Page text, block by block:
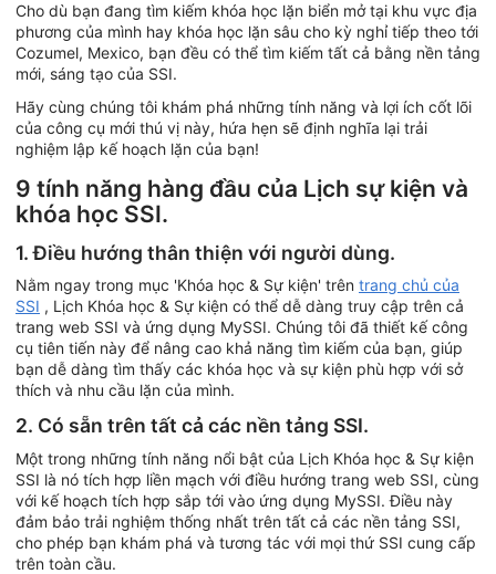
Cho dù bạn đang tìm kiếm khóa học lặn biển mở tại khu vực địa
phương của mình hay khóa học lặn sâu cho kỳ nghỉ tiếp theo tới
Cozumel, Mexico, bạn đều có thể tìm kiếm tất cả bằng nền tảng
mới, sáng tạo của SSI.
Hãy cùng chúng tôi khám phá những tính năng và lợi ích cốt lõi
của công cụ mới thú vị này, hứa hẹn sẽ định nghĩa lại trải
nghiệm lập kế hoạch lặn của bạn!
9 tính năng hàng đầu của Lịch sự kiện và
khóa học SSI.
1. Điều hướng thân thiện với người dùng.
Nằm ngay trong mục 'Khóa học & Sự kiện' trên trang chủ của
SSI , Lịch Khóa học & Sự kiện có thể dễ dàng truy cập trên cả
trang web SSI và ứng dụng MySSI. Chúng tôi đã thiết kế công
cụ tiên tiến này để nâng cao khả năng tìm kiếm của bạn, giúp
bạn dễ dàng tìm thấy các khóa học và sự kiện phù hợp với sở
thích và nhu cầu lặn của mình.
2. Có sẵn trên tất cả các nền tảng SSI.
Một trong những tính năng nổi bật của Lịch Khóa học & Sự kiện
SSI là nó tích hợp liền mạch với điều hướng trang web SSI, cùng
với kế hoạch tích hợp sắp tới vào ứng dụng MySSI. Điều này
đảm bảo trải nghiệm thống nhất trên tất cả các nền tảng SSI,
cho phép bạn khám phá và tương tác với mọi thứ SSI cung cấp
trên toàn cầu.